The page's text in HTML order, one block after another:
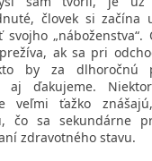
človek si začína
svojho
ak sa pri
by za dlhoročnú
aj ďakujeme.
veľmi ťažko
čo sa sekundárne
zdravotného stavu.